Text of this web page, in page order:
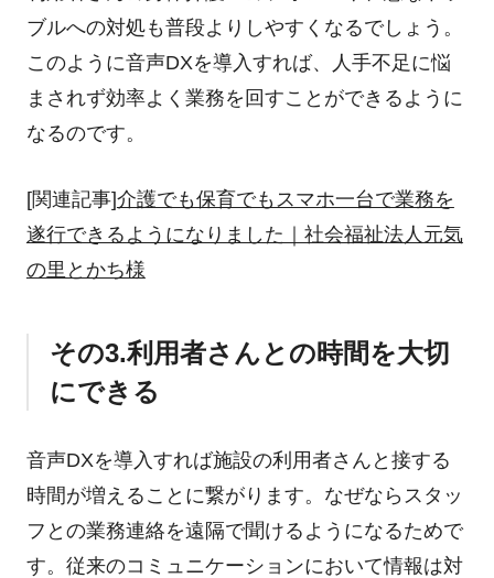
ブルへの対処も普段よりしやすくなるでしょう。
このように音声DXを導入すれば、人手不足に悩
まされず効率よく業務を回すことができるように
なるのです。
[関連記事]介護でも保育でもスマホ一台で業務を
遂行できるようになりました｜社会福祉法人元気
の里とかち様
その3.利用者さんとの時間を大切
にできる
音声DXを導入すれば施設の利用者さんと接する
時間が増えることに繋がります。なぜならスタッ
フとの業務連絡を遠隔で聞けるようになるためで
す。従来のコミュニケーションにおいて情報は対